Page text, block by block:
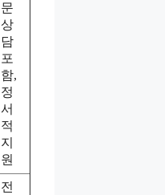
문
상
담
포
함,
정
서
적
지
원
전